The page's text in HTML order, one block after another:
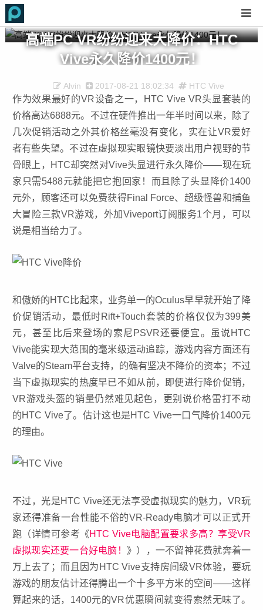
高端PC VR纷纷迎来大降价：HTC
Vive永久降价1400元！
Alvin 2017-08-21 18:02:34 HTC Vive
作为效果最好的VR设备之一，HTC Vive VR头显套装的
价格高达6888元。不过在硬件推出一年半时间以来，除了
几次促销活动之外其价格丝毫没有变化，实在让VR爱好
者有些失望。不过在虚拟现实眼镜快要淡出用户视野的节
骨眼上，HTC却突然对Vive头显进行永久降价——现在玩
家只需5488元就能把它抱回家！而且除了头显降价1400
元外，顾客还可以免费获得Final Force、超级怪兽和捕鱼
大冒险三款VR游戏，外加Viveport订阅服务1个月，可以
说是相当给力了。
和傲娇的HTC比起来，业务单一的Oculus早早就开始了降
价促销活动，最低时Rift+Touch套装的价格仅仅为399美
元，甚至比后来登场的索尼PSVR还要便宜。虽说HTC
Vive能实现大范围的毫米级运动追踪，游戏内容方面还有
Valve的Steam平台支持，的确有坚决不降价的资本；不过
当下虚拟现实的热度早已不如从前，即便进行降价促销，
VR游戏头盔的销量仍然难见起色，更别说价格雷打不动
的HTC Vive了。估计这也是HTC Vive一口气降价1400元
的理由。
不过，光是HTC Vive还无法享受虚拟现实的魅力，VR玩
家还得准备一台性能不俗的VR-Ready电脑才可以正式开
跑（详情可参考《HTC Vive电脑配置要求多高？享受VR
虚拟现实还要一台好电脑！ 》），一不留神花费就奔着一
万上去了；而且因为HTC Vive支持房间级VR体验，要玩
游戏的朋友估计还得腾出一个十多平方米的空间——这样
算起来的话，1400元的VR优惠瞬间就变得索然无味了。